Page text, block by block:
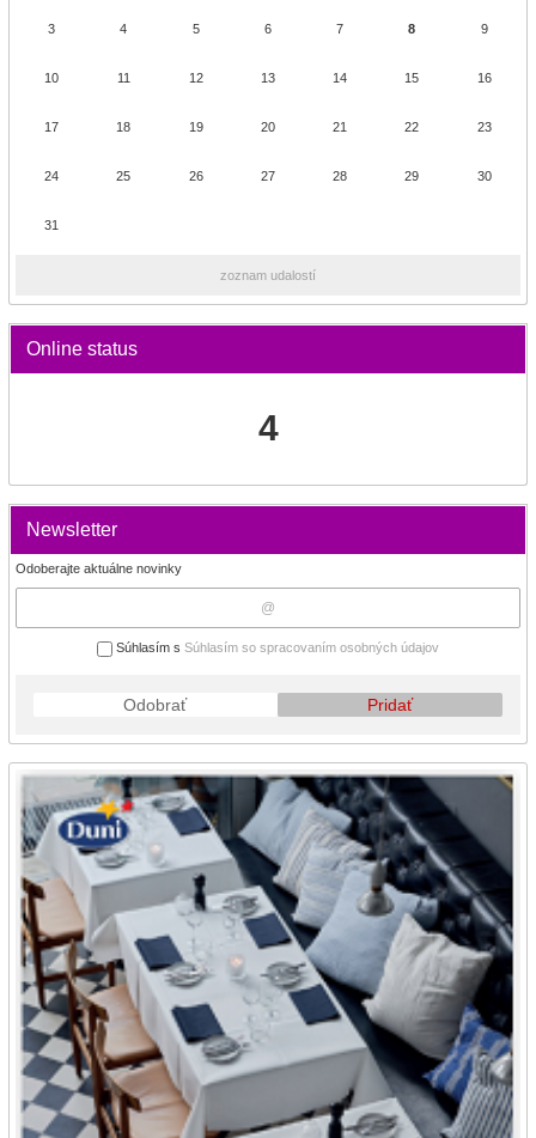
3 4 5 6 7 8 9
10 11 12 13 14 15 16
17 18 19 20 21 22 23
24 25 26 27 28 29 30
31
zoznam udalostí
Online status
4
Newsletter
Odoberajte aktuálne novinky
Súhlasím s Súhlasím so spracovaním osobných údajov
Odobrať Pridať